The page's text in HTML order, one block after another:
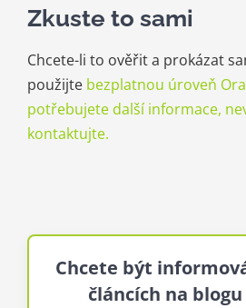
Zkuste to sami
Chcete-li to ověřit a prokázat
použijte bezplatnou úroveň
potřebujete další informace,
kontaktujte.
Chcete být
článcích na